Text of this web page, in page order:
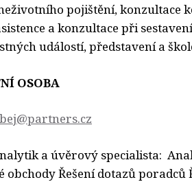
pojištění, konzultace
a konzultace při
událostí, představení a
OSOBA
a úvěrový specialista:
obchody Řešení dotazů